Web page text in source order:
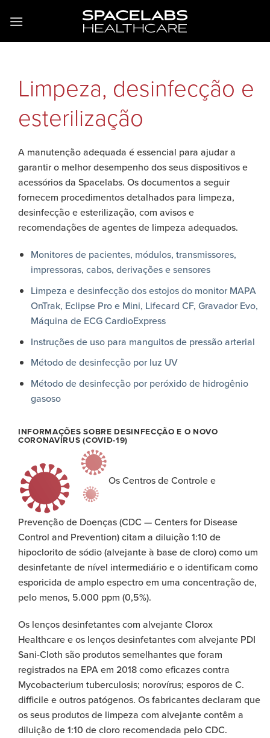
Limpeza, desinfecção e
esterilização
A manutenção adequada é essencial para ajudar a
garantir o melhor desempenho dos seus dispositivos e
acessórios da Spacelabs. Os documentos a seguir
fornecem procedimentos detalhados para limpeza,
desinfecção e esterilização, com avisos e
recomendações de agentes de limpeza adequados.
Monitores de pacientes, módulos, transmissores,
impressoras, cabos, derivações e sensores
Limpeza e desinfecção dos estojos do monitor MAPA
OnTrak, Eclipse Pro e Mini, Lifecard CF, Gravador Evo,
Máquina de ECG CardioExpress
Instruções de uso para manguitos de pressão arterial
Método de desinfecção por luz UV
Método de desinfecção por peróxido de hidrogênio
gasoso
INFORMAÇÕES SOBRE DESINFECÇÃO E O NOVO
CORONAVÍRUS (COVID-19)
Os Centros de Controle e
Prevenção de Doenças (CDC — Centers for Disease
Control and Prevention) citam a diluição 1:10 de
hipoclorito de sódio (alvejante à base de cloro) como um
desinfetante de nível intermediário e o identificam como
esporicida de amplo espectro em uma concentração de,
pelo menos, 5.000 ppm (0,5%).
Os lenços desinfetantes com alvejante Clorox
Healthcare e os lenços desinfetantes com alvejante PDI
Sani-Cloth são produtos semelhantes que foram
registrados na EPA em 2018 como eficazes contra
Mycobacterium tuberculosis; norovírus; esporos de C.
difficile e outros patógenos. Os fabricantes declaram que
os seus produtos de limpeza com alvejante contêm a
diluição de 1:10 de cloro recomendada pelo CDC.